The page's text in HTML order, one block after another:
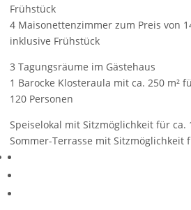
Frühstück
4 Maisonettenzimmer zum Preis von
inklusive Frühstück
3 Tagungsräume im Gästehaus
1 Barocke Klosteraula mit ca. 250 m²
120 Personen
Speiselokal mit Sitzmöglichkeit für ca.
Sommer-Terrasse mit Sitzmöglichkeit